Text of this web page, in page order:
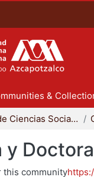
&
División de Ciencias Sociales y Humanidades
y
this community